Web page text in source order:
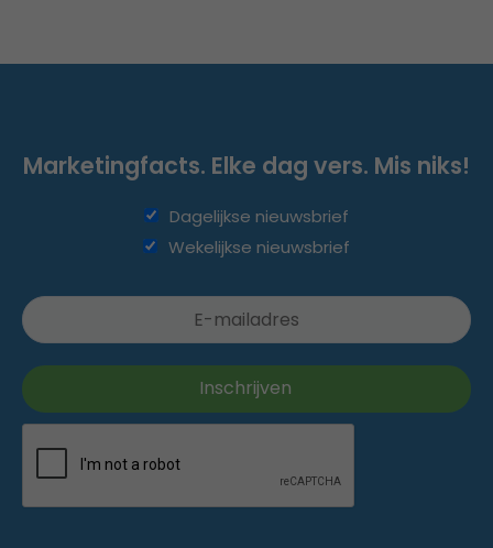
Marketingfacts. Elke dag vers. Mis niks!
Dagelijkse nieuwsbrief
Wekelijkse nieuwsbrief